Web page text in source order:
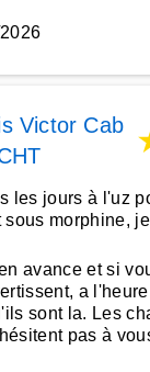
Victor Cab
les jours à l'uz
sous morphine,
avance et si
a
sont la. Les
pas à